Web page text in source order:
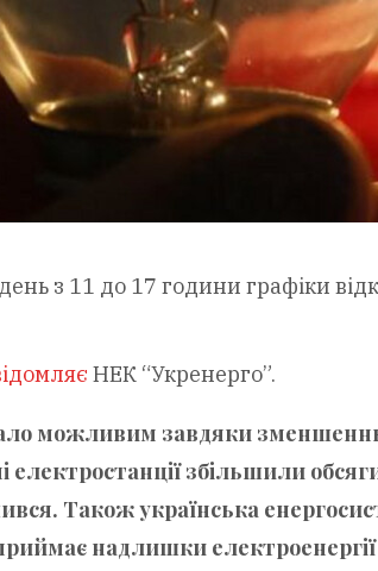
з 11 до 17 години графіки
НЕК “Укренерго”.
можливим завдяки зменшенню
електростанції збільшили
Також українська
надлишки електроенергії